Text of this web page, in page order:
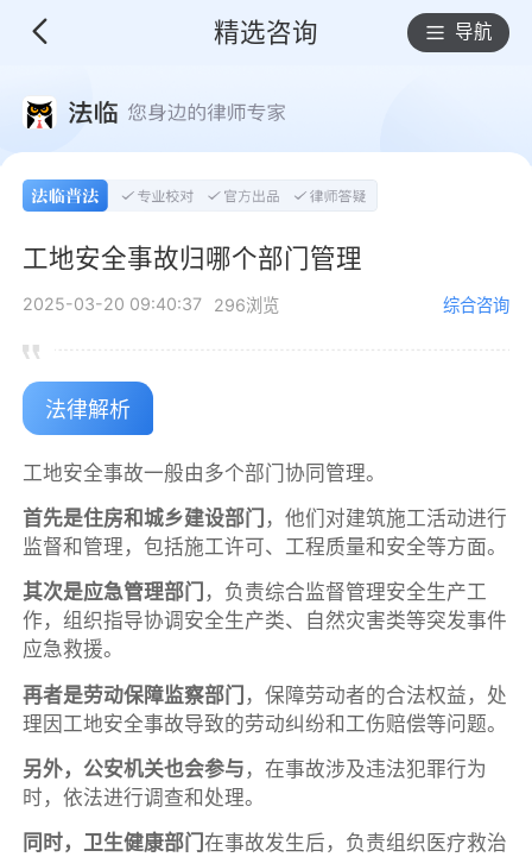
精选咨询 导航
工地安全事故归哪个部门管理
2025-03-20 09:40:37 296浏览 综合咨询
法律解析
工地安全事故一般由多个部门协同管理。
首先是住房和城乡建设部门 ，他们对建筑施工活动进行
监督和管理，包括施工许可、工程质量和安全等方面。
其次是应急管理部门 ，负责综合监督管理安全生产工
作，组织指导协调安全生产类、自然灾害类等突发事件
应急救援。
再者是劳动保障监察部门 ，保障劳动者的合法权益，处
理因工地安全事故导致的劳动纠纷和工伤赔偿等问题。
另外，公安机关也会参与 ，在事故涉及违法犯罪行为
时，依法进行调查和处理。
同时，卫生健康部门在事故发生后，负责组织医疗救治